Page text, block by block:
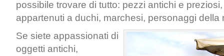
possibile trovare di tutto: pezzi antichi e
appartenuti a duchi, marchesi, personaggi della
Se siete appassionati di
oggetti antichi,